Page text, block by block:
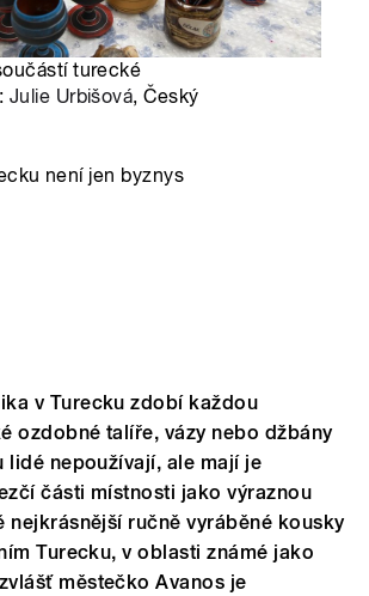
turecké
Julie Urbišová, Český
není jen byznys
v Turecku zdobí každou
ozdobné talíře, vázy nebo džbány
lidé nepoužívají, ale mají je
části místnosti jako výraznou
nejkrásnější ručně vyráběné kousky
Turecku, v oblasti známé jako
městečko Avanos je